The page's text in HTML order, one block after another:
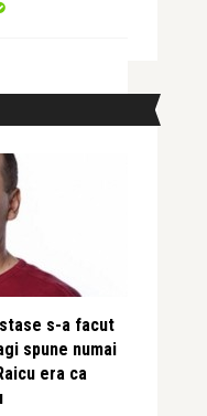
s-a facut
spune numai
era ca